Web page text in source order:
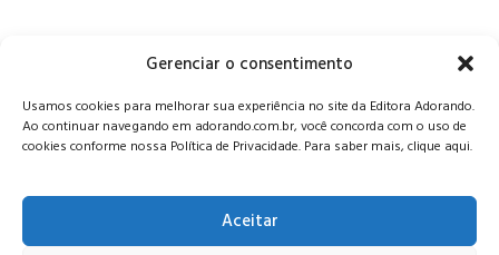
Gerenciar o consentimento
Usamos cookies para melhorar sua experiência no site da Editora Adorando.
Ao continuar navegando em adorando.com.br, você concorda com o uso de
cookies conforme nossa Política de Privacidade. Para saber mais, clique aqui.
Aceitar
© Editora Adorando 2026. Todos os direitos reservados.
Consulte nossapolítica de privacidade.